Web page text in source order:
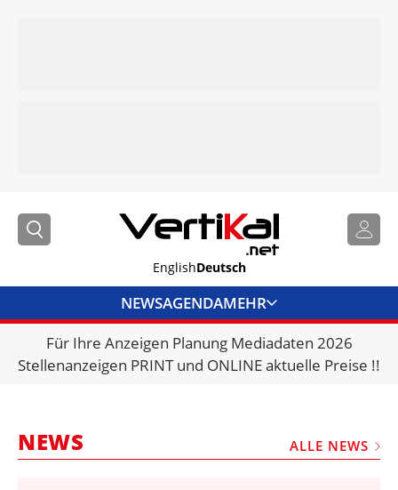
EnglishDeutsch
NEWSAGENDAMEHR
BRANCHENLINKS
VERMIETER
Für Ihre Anzeigen Planung Mediadaten 2026
Stellenanzeigen PRINT und ONLINE aktuelle Preise !!
NEWS ALLE NEWS